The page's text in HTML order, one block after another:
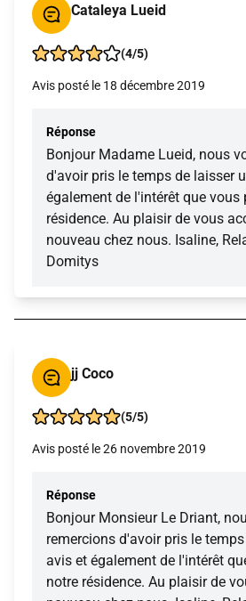
Cataleya Lueid
(4/5)
Avis posté le 18 décembre 2019
Réponse
Bonjour Madame Lueid, nous
d'avoir pris le temps de laisser
également de l'intérêt que vous
résidence. Au plaisir de vous
nouveau chez nous. Isaline,
Domitys
jj Coco
(5/5)
Avis posté le 26 novembre 2019
Réponse
Bonjour Monsieur Le Driant,
remercions d'avoir pris le
avis et également de l'intérêt
notre résidence. Au plaisir de